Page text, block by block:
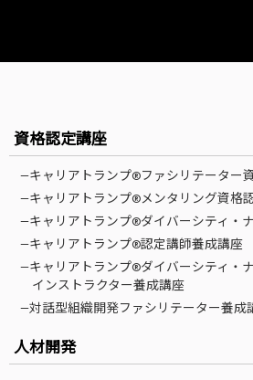
資格認定講座
—キャリアトランプ®ファシリテーター
—キャリアトランプ®メンタリング資格
—キャリアトランプ®ダイバーシティ・
—キャリアトランプ®認定講師養成講座
—キャリアトランプ®ダイバーシティ・
インストラクター養成講座
—対話型組織開発ファシリテーター養成
人材開発